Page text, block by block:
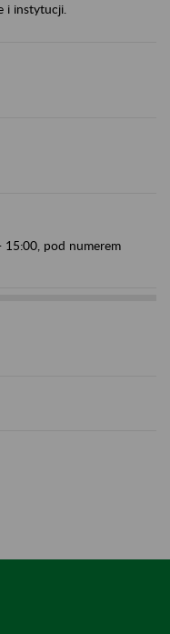
i instytucji.
15:00, pod numerem